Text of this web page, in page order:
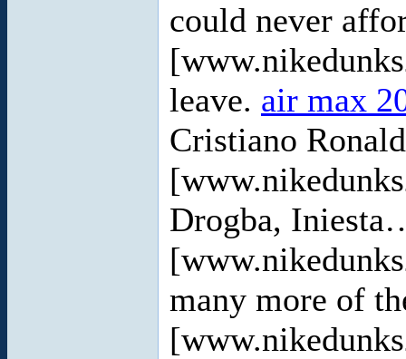
could never
leave. air max
Cristiano
Drogba,
many more of